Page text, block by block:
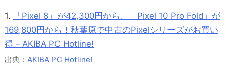
1.
「Pixel 8」が42,300円から、「Pixel 10 Pro Fold」が
169,800円から！秋葉原で中古のPixelシリーズがお買い
得 – AKIBA PC Hotline!
出典： AKIBA PC Hotline!